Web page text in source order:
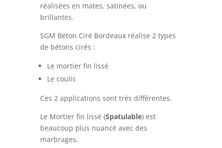
réalisées en mates, satinées, ou
brillantes.
SGM Béton Ciré Bordeaux réalise 2 types
de bétons cirés :
Le mortier fin lissé
Le coulis
Ces 2 applications sont très différentes.
Le Mortier fin lissé (Spatulable) est
beaucoup plus nuancé avec des
marbrages.